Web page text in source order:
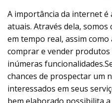
A importância da internet é
atuais. Através dela, somos
em tempo real, assim
comprar e vender
inúmeras
chances de prospectar um
interessados em seus